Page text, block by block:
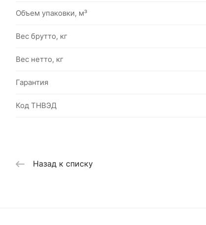
Объем упаковки, м³
Вес брутто, кг
Вес нетто, кг
Гарантия
Код ТНВЭД
Назад к списку